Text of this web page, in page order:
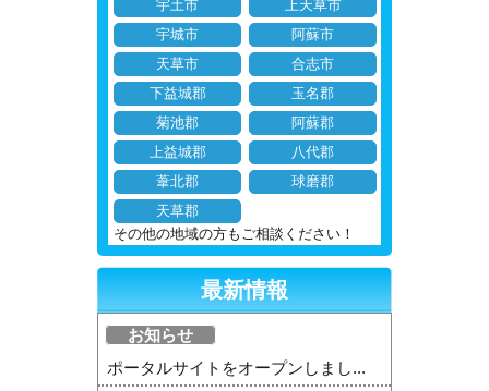
宇土市
上天草市
宇城市
阿蘇市
天草市
合志市
下益城郡
玉名郡
菊池郡
阿蘇郡
上益城郡
八代郡
葦北郡
球磨郡
天草郡
その他の地域の方もご相談ください！
最新情報
お知らせ
ポータルサイトをオープンしまし...